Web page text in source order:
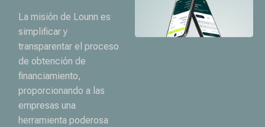
La misión de Lounn es
simplificar y
transparentar el proceso
de obtención de
financiamiento,
proporcionando a las
empresas una
herramienta poderosa